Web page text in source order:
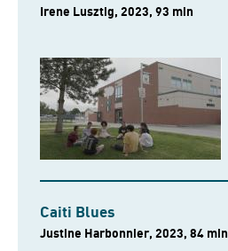
Irene Lusztig, 2023, 93 min
Caiti Blues
Justine Harbonnier, 2023, 84 min